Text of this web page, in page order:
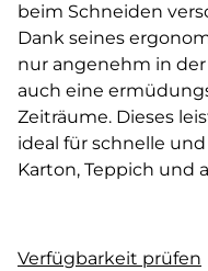
beim Schneiden
Dank seines
nur angenehm in
auch eine
Zeiträume. Dieses
ideal für schnelle
Karton, Teppich und